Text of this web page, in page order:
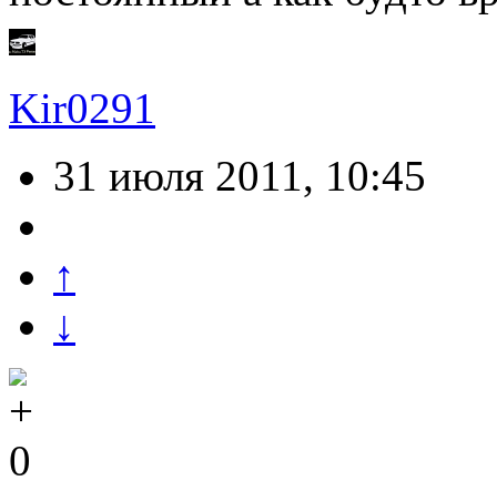
Kir0291
31 июля 2011, 10:45
↑
↓
0